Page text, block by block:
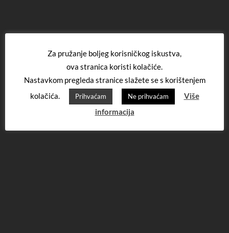
Za pružanje boljeg korisničkog iskustva,
ova stranica koristi kolačiće.
Nastavkom pregleda stranice slažete se s korištenjem
kolačića.
Prihvaćam Ne prihvaćam
Više
informacija